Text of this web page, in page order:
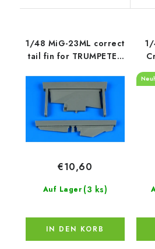
1/48 MiG-23ML correct
tail fin for TRUMPETER
Auf Lager (3 ks)
€10,60
IN DEN KORB
1/